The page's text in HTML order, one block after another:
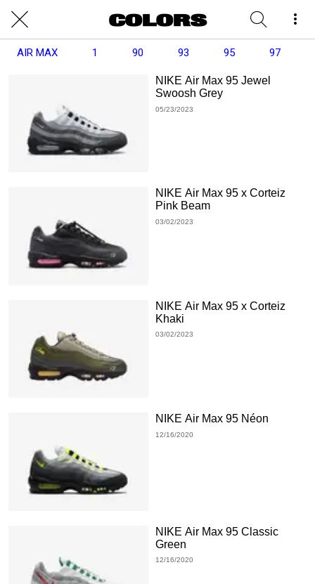
AIR MAX 1 90 93 95 97
NIKE Air Max 95 Jewel
Swoosh Grey
05/23/2023
NIKE Air Max 95 x Corteiz
Pink Beam
03/02/2023
NIKE Air Max 95 x Corteiz
Khaki
03/02/2023
NIKE Air Max 95 Néon
12/16/2020
NIKE Air Max 95 Classic
Green
12/16/2020